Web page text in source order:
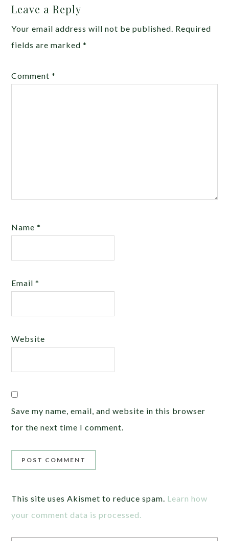
Leave a Reply
Your email address will not be published. Required
fields are marked*
Comment*
Name*
Email*
Website
Save my name, email, and website in this browser
for the next time I comment.
This site uses Akismet to reduce spam. Learn how
your comment data is processed.